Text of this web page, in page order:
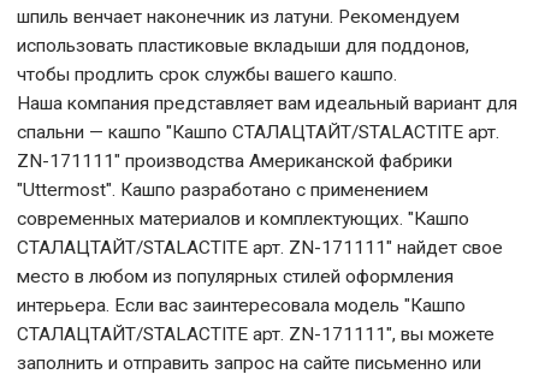
шпиль венчает наконечник из латуни. Рекомендуем
использовать пластиковые вкладыши для поддонов,
чтобы продлить срок службы вашего кашпо.
Наша компания представляет вам идеальный вариант для
спальни — кашпо "Кашпо СТАЛАЦТАЙТ/STALACTITE арт.
ZN-171111" производства Американской фабрики
"Uttermost". Кашпо разработано с применением
современных материалов и комплектующих. "Кашпо
СТАЛАЦТАЙТ/STALACTITE арт. ZN-171111" найдет свое
место в любом из популярных стилей оформления
интерьера. Если вас заинтересовала модель "Кашпо
СТАЛАЦТАЙТ/STALACTITE арт. ZN-171111", вы можете
заполнить и отправить запрос на сайте письменно или